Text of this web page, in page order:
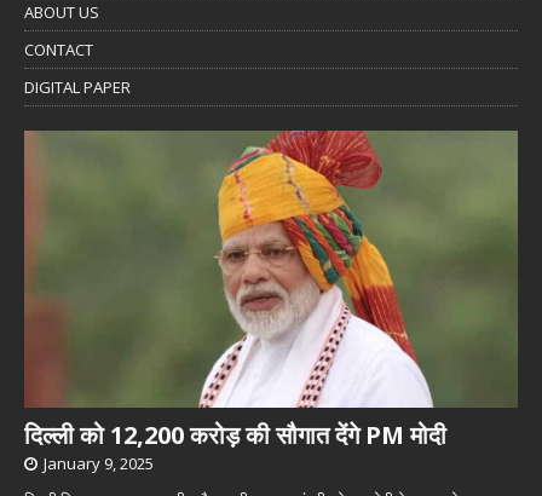
ABOUT US
CONTACT
DIGITAL PAPER
दिल्ली को 12,200 करोड़ की सौगात देंगे PM मोदी
January 9, 2025